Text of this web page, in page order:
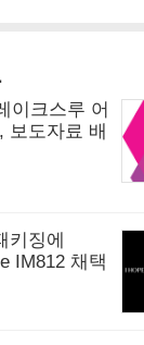
스 헬스케어/병원
리
이크스루 어
보도자료 배
키징에
IM812 채택